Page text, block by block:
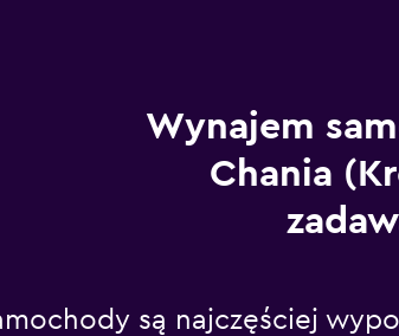
Wynajem
Chania
są najczęściej